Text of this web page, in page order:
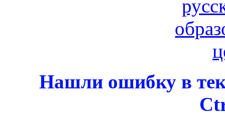
Нашли ошибку в